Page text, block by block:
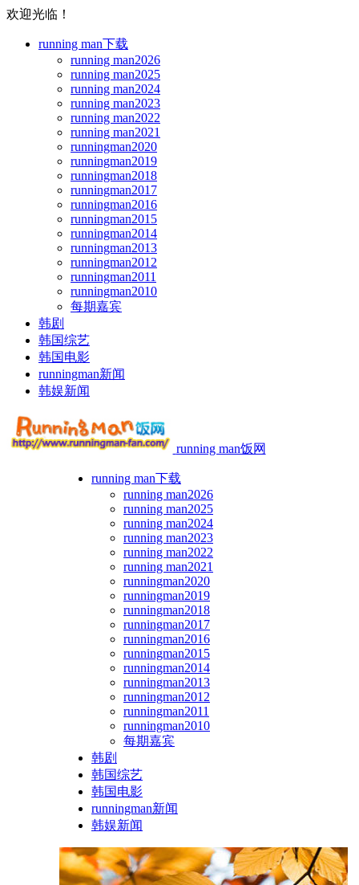
欢迎光临！
running man下载
running man2026
running man2025
running man2024
running man2023
running man2022
running man2021
runningman2020
runningman2019
runningman2018
runningman2017
runningman2016
runningman2015
runningman2014
runningman2013
runningman2012
runningman2011
runningman2010
每期嘉宾
韩剧
韩国综艺
韩国电影
runningman新闻
韩娱新闻
running man饭网
running man下载
running man2026
running man2025
running man2024
running man2023
running man2022
running man2021
runningman2020
runningman2019
runningman2018
runningman2017
runningman2016
runningman2015
runningman2014
runningman2013
runningman2012
runningman2011
runningman2010
每期嘉宾
韩剧
韩国综艺
韩国电影
runningman新闻
韩娱新闻